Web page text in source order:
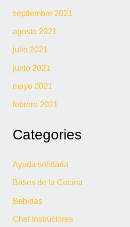
septiembre 2021
agosto 2021
julio 2021
junio 2021
mayo 2021
febrero 2021
Categories
Ayuda solidaria
Bases de la Cocina
Bebidas
Chef Instructores